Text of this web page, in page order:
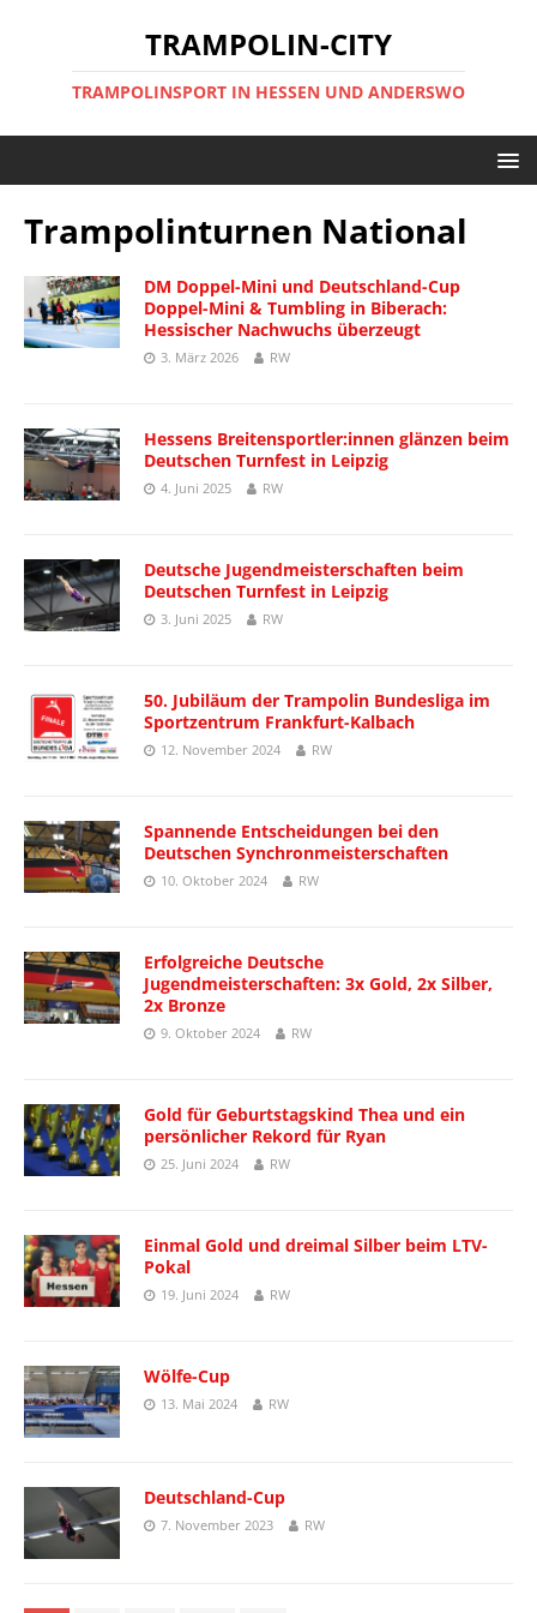
TRAMPOLIN-CITY
TRAMPOLINSPORT IN HESSEN UND ANDERSWO
Trampolinturnen National
DM Doppel-Mini und Deutschland-Cup
Doppel-Mini & Tumbling in Biberach:
Hessischer Nachwuchs überzeugt
3. März 2026 RW
Hessens Breitensportler:innen glänzen beim
Deutschen Turnfest in Leipzig
4. Juni 2025 RW
Deutsche Jugendmeisterschaften beim
Deutschen Turnfest in Leipzig
3. Juni 2025 RW
50. Jubiläum der Trampolin Bundesliga im
Sportzentrum Frankfurt-Kalbach
12. November 2024 RW
Spannende Entscheidungen bei den
Deutschen Synchronmeisterschaften
10. Oktober 2024 RW
Erfolgreiche Deutsche
Jugendmeisterschaften: 3x Gold, 2x Silber,
2x Bronze
9. Oktober 2024 RW
Gold für Geburtstagskind Thea und ein
persönlicher Rekord für Ryan
25. Juni 2024 RW
Einmal Gold und dreimal Silber beim LTV-
Pokal
19. Juni 2024 RW
Wölfe-Cup
13. Mai 2024 RW
Deutschland-Cup
7. November 2023 RW